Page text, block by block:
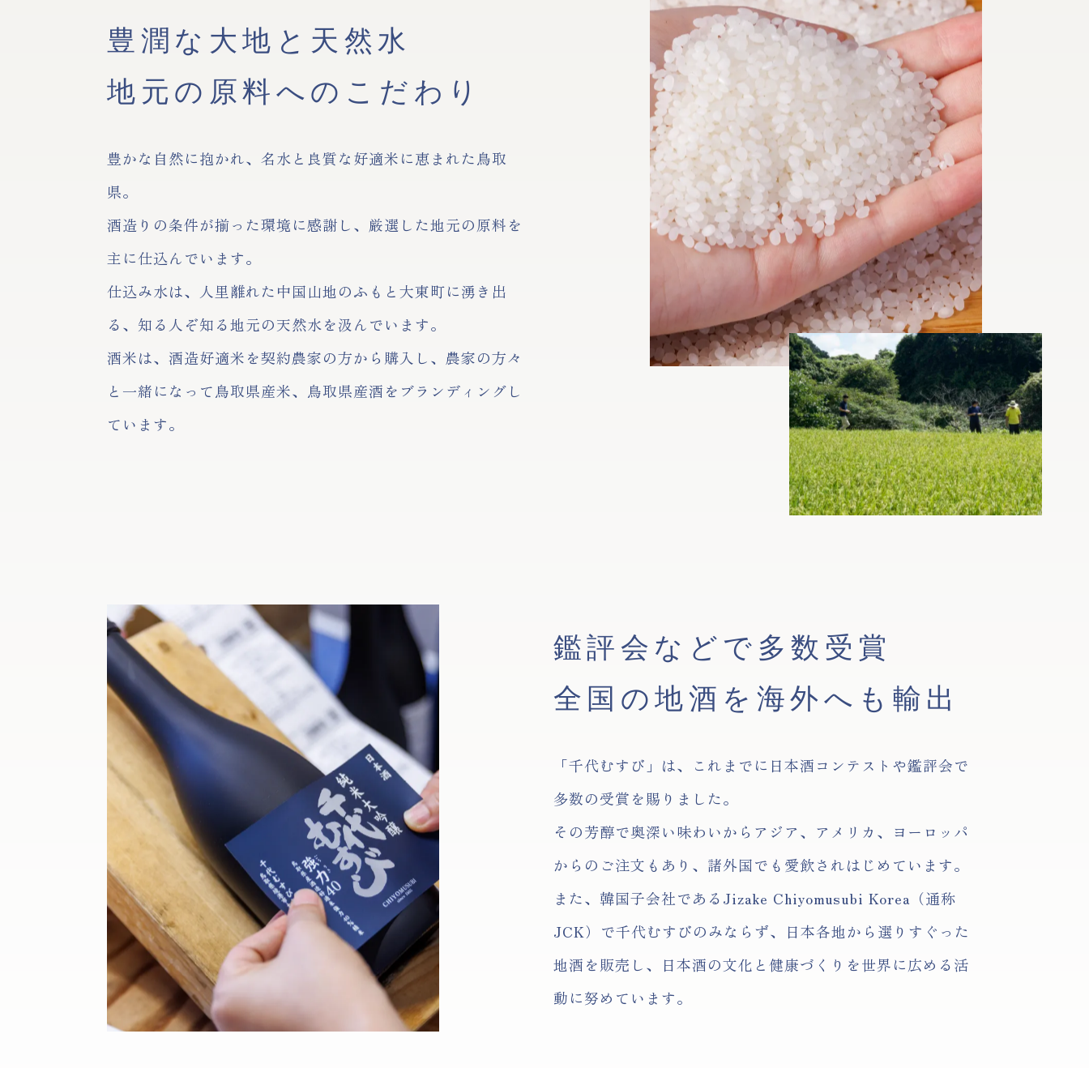
豊潤な大地と天然水
地元の原料へのこだわり
豊かな自然に抱かれ、名水と良質な好適米に恵まれた鳥取
県。
酒造りの条件が揃った環境に感謝し、厳選した地元の原料を
主に仕込んでいます。
仕込み水は、人里離れた中国山地のふもと大東町に湧き出
る、知る人ぞ知る地元の天然水を汲んでいます。
酒米は、酒造好適米を契約農家の方から購入し、農家の方々
と一緒になって鳥取県産米、鳥取県産酒をブランディングし
ています。
鑑評会などで多数受賞
全国の地酒を海外へも輸出
「千代むすび」は、これまでに日本酒コンテストや鑑評会で
多数の受賞を賜りました。
その芳醇で奥深い味わいからアジア、アメリカ、ヨーロッパ
からのご注文もあり、諸外国でも愛飲されはじめています。
また、韓国子会社であるJizake Chiyomusubi Korea（通称
JCK）で千代むすびのみならず、日本各地から選りすぐった
地酒を販売し、日本酒の文化と健康づくりを世界に広める活
動に努めています。